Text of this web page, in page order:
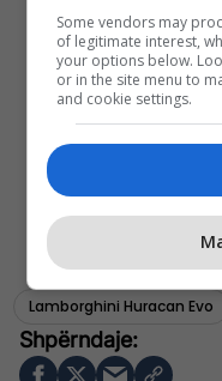
Lamborghini Huracan Evo
Some vendors may
of legitimate interest,
your options below.
or in the site menu to
and cookie settings.